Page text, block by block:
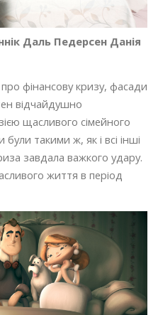
Даль Педерсен Данія
фінансову кризу, фасади
відчайдушно
щасливого сімейного
такими ж, як і всі інші
завдала важкого удару.
життя в період